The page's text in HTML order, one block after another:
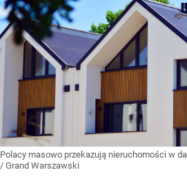
Polacy masowo przekazują nieruchomości w
/ Grand Warszawski